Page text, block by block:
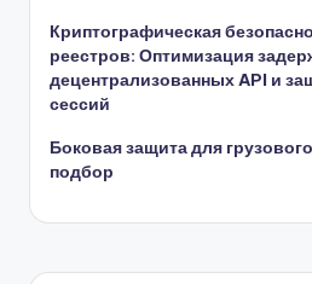
Криптографическая
реестров: Оптимизация
децентрализованных API и
сессий
Боковая защита для
подбор